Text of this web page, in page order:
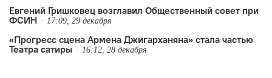
Евгений Гришковец возглавил Общественный совет при
ФСИН
17:09, 29 декабря
«Прогресс сцена Армена Джигарханяна» стала частью
Театра сатиры
16:12, 28 декабря